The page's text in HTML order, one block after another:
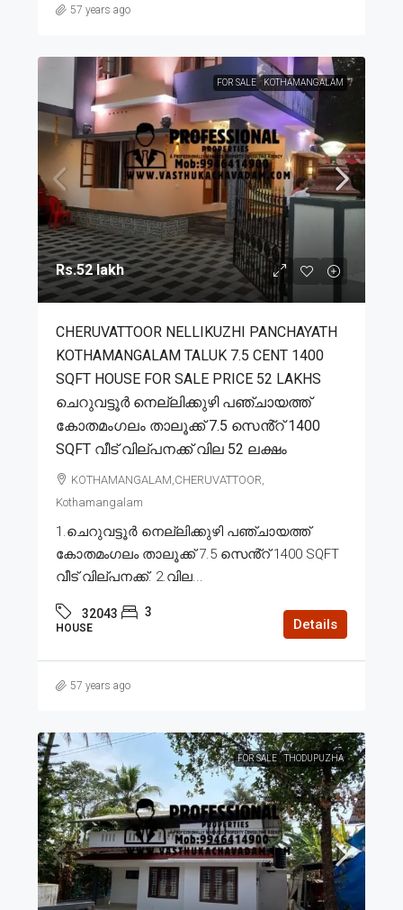
57 years ago
FOR SALE KOTHAMANGALAM
Rs.52 lakh
CHERUVATTOOR NELLIKUZHI PANCHAYATH
KOTHAMANGALAM TALUK 7.5 CENT 1400
SQFT HOUSE FOR SALE PRICE 52 LAKHS
ചെറുവട്ടൂർ നെല്ലിക്കുഴി പഞ്ചായത്ത്
കോതമംഗലം താലൂക്ക് 7.5 സെൻ്റ് 1400
SQFT വീട് വില്പനക്ക് വില 52 ലക്ഷം
KOTHAMANGALAM,CHERUVATTOOR,
Kothamangalam
1.ചെറുവട്ടൂർ നെല്ലിക്കുഴി പഞ്ചായത്ത്
കോതമംഗലം താലൂക്ക് 7.5 സെൻ്റ് 1400 SQFT
വീട് വില്പനക്ക്. 2.വില...
32043 3
HOUSE Details
57 years ago
FOR SALE THODUPUZHA